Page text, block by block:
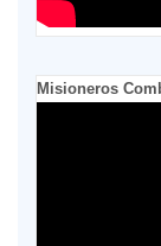
Misioneros